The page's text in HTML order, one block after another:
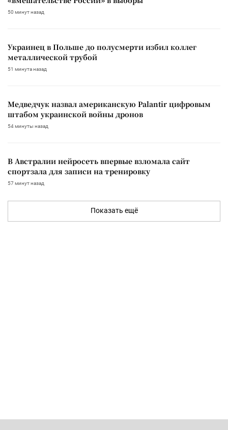
50 минут назад
Украинец в Польше до полусмерти избил коллег
металлической трубой
51 минута назад
Медведчук назвал американскую Palantir цифровым
штабом украинской войны дронов
54 минуты назад
В Австралии нейросеть впервые взломала сайт
спортзала для записи на тренировку
57 минут назад
Показать ещё